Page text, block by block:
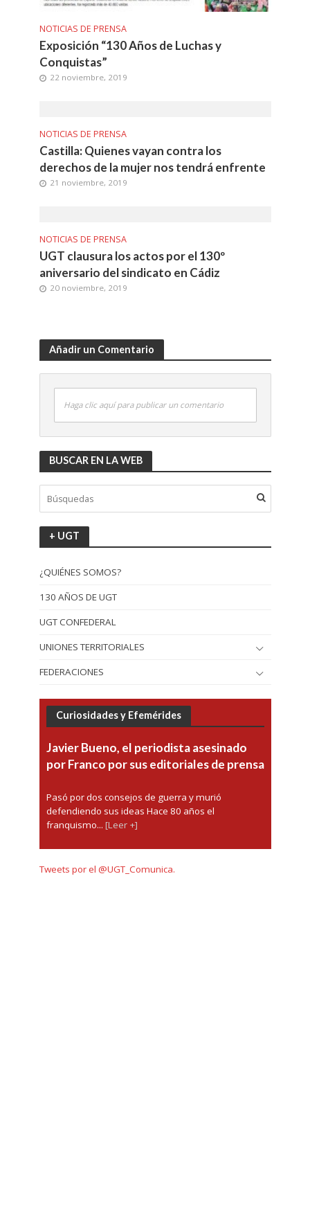
NOTICIAS DE PRENSA
Exposición “130 Años de Luchas y
Conquistas”
22 noviembre, 2019
NOTICIAS DE PRENSA
Castilla: Quienes vayan contra los
derechos de la mujer nos tendrá enfrente
21 noviembre, 2019
NOTICIAS DE PRENSA
UGT clausura los actos por el 130º
aniversario del sindicato en Cádiz
20 noviembre, 2019
Añadir un Comentario
Haga clic aquí para publicar un comentario
BUSCAR EN LA WEB
+ UGT
¿QUIÉNES SOMOS?
130 AÑOS DE UGT
UGT CONFEDERAL
UNIONES TERRITORIALES
FEDERACIONES
Curiosidades y Efemérides
Javier Bueno, el periodista asesinado
por Franco por sus editoriales de prensa
Pasó por dos consejos de guerra y murió
defendiendo sus ideas Hace 80 años el
franquismo... [Leer +]
Tweets por el @UGT_Comunica.